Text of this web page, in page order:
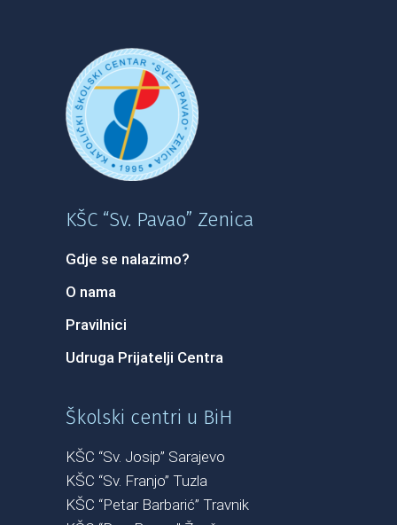
KŠC “Sv. Pavao” Zenica
Gdje se nalazimo?
O nama
Pravilnici
Udruga Prijatelji Centra
Školski centri u BiH
KŠC “Sv. Josip” Sarajevo
KŠC “Sv. Franjo” Tuzla
KŠC “Petar Barbarić” Travnik